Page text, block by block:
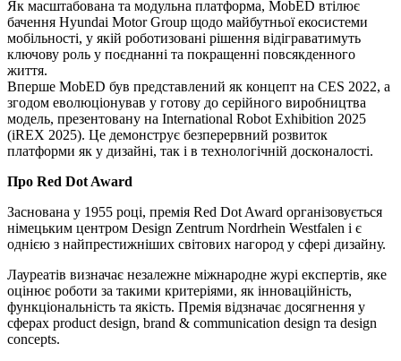
Як масштабована та модульна платформа, MobED втілює
бачення Hyundai Motor Group щодо майбутньої екосистеми
мобільності, у якій роботизовані рішення відіграватимуть
ключову роль у поєднанні та покращенні повсякденного
життя.
Вперше MobED був представлений як концепт на CES 2022, а
згодом еволюціонував у готову до серійного виробництва
модель, презентовану на International Robot Exhibition 2025
(iREX 2025). Це демонструє безперервний розвиток
платформи як у дизайні, так і в технологічній досконалості.
Про Red Dot Award
Заснована у 1955 році, премія Red Dot Award організовується
німецьким центром Design Zentrum Nordrhein Westfalen і є
однією з найпрестижніших світових нагород у сфері дизайну.
Лауреатів визначає незалежне міжнародне журі експертів, яке
оцінює роботи за такими критеріями, як інноваційність,
функціональність та якість. Премія відзначає досягнення у
сферах product design, brand & communication design та design
concepts.